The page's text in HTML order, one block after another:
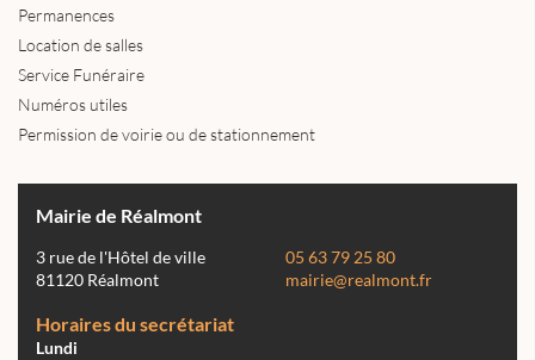
Permanences
Location de salles
Service Funéraire
Numéros utiles
Permission de voirie ou de stationnement
Mairie de Réalmont
3 rue de l'Hôtel de ville
81120 Réalmont
05 63 79 25 80
mairie@realmont.fr
Horaires du secrétariat
Lundi